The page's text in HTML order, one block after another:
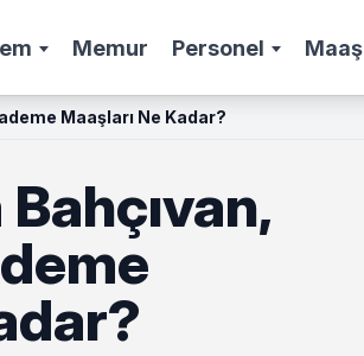
Memur Personel Maaş
Maaşları Ne Kadar?